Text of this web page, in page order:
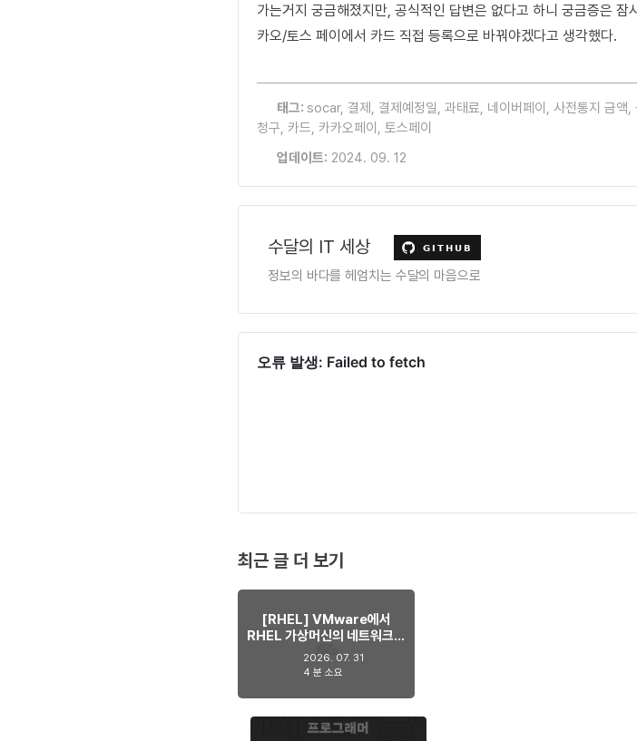
가는거지 궁금해졌지만, 공식적인 답변은 없다고 하니 궁금증은
카오/토스 페이에서 카드 직접 등록으로 바꿔야겠다고 생각했다.
태그: socar, 결제 결제예정일 과태료 네이버페이 사전통지 금액
청구 카드 카카오페이
토스페이
업데이트: 2024. 09. 12
수달의 IT 세상
정보의 바다를 헤엄치는 수달의 마음으로
최근 글 더 보기
[RHEL] VMware에서
RHEL 가상머신의 네트워크가
간헐적으로 사라지는 현상 해
결하기
2026. 07. 31
4 분 소요